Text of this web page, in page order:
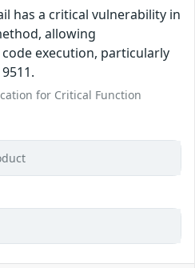
has a critical vulnerability in
allowing
execution, particularly
for Critical Function